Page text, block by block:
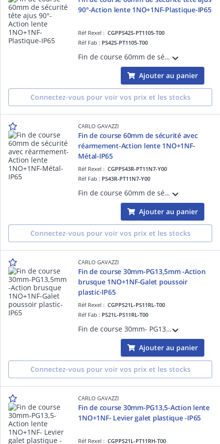
90°-Action lente 1NO+1NF-Plastique-IP65
Réf Rexel :CGPPS42S-PT1105-T00
Réf Fab : PS42S-PT1105-T00
Fin de course 60mm de sécurité tête pour clé ajustable 90° - Action lente 1NO+1NF - Corps et tête en thermoplastique - IP65
Ajouter au panier
Connectez-vous pour voir vos prix et les stocks
CARLO GAVAZZI
Fin de course 60mm de sécurité avec
réarmement-Action lente 1NO+1NF-
Métal-IP65
Réf Rexel :CGPPS43R-PT11N7-Y00
Réf Fab : PS43R-PT11N7-Y00
Fin de course 60mm de sécurité à câble avec réarmement - Câble de 16m maxi - Action lente 1NO + 1NF - Métal - IP65
Ajouter au panier
Connectez-vous pour voir vos prix et les stocks
CARLO GAVAZZI
Fin de course 30mm-PG13,5mm -Action
brusque 1NO+1NF-Galet poussoir
plastic-IP65
Réf Rexel :CGPPS21L-PS11RL-T00
Réf Fab : PS21L-PS11RL-T00
Fin de course 30mm- PG13,5 - Action brusque 1NO+1NF - Galet et poussoir en plastique - Corps et tête en thermoplastique - IP65
Ajouter au panier
Connectez-vous pour voir vos prix et les stocks
CARLO GAVAZZI
Fin de course 30mm-PG13,5-Action lente
1NO+1NF- Levier galet plastique -IP65
Réf Rexel :CGPPS21L-PT11RH-T00